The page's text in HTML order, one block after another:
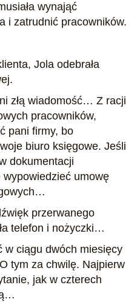
wynająć
i zatrudnić pracowników.
Jola odebrała
złą wiadomość… Z racji
pracowników,
pani firmy, bo
biuro księgowe. Jeśli
dokumentacji
wypowiedzieć umowę
przerwanego
telefon i nożyczki…
w ciągu dwóch miesięcy
tym za chwilę. Najpierw
jak w czterech